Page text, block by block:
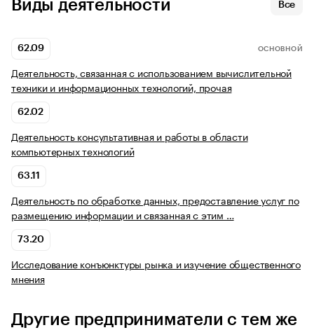
Виды деятельности Все
62.09 ОСНОВНОЙ
Деятельность, связанная с использованием вычислительной
техники и информационных технологий, прочая
62.02
Деятельность консультативная и работы в области
компьютерных технологий
63.11
Деятельность по обработке данных, предоставление услуг по
размещению информации и связанная с этим …
73.20
Исследование конъюнктуры рынка и изучение общественного
мнения
Другие предприниматели с тем же